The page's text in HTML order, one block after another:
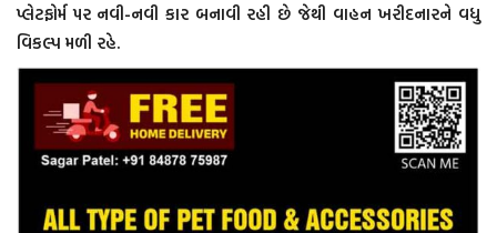
પ્લેટફોર્મ પર નવી-નવી કાર બનાવી રહી છે જેથી વાહન ખરીદનારને વધુ
વિકલ્પ મળી રહે.